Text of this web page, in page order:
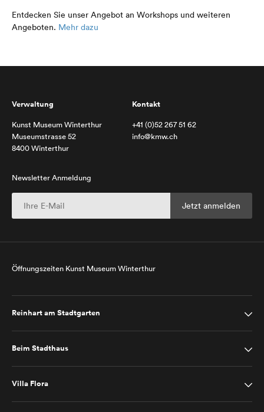
Entdecken Sie unser Angebot an Workshops und weiteren
Angeboten. Mehr dazu
Verwaltung
Kunst Museum Winterthur
Museumstrasse 52
8400 Winterthur
Kontakt
+41 (0)52 267 51 62
info@kmw.ch
Newsletter Anmeldung
Öffnungszeiten Kunst Museum Winterthur
Reinhart am Stadtgarten
Beim Stadthaus
Villa Flora